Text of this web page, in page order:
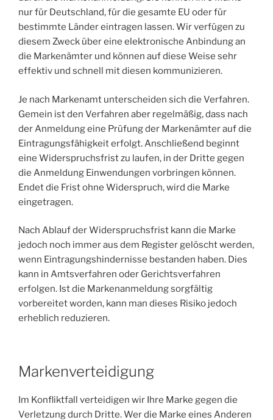
nur für Deutschland, für die gesamte EU oder für
bestimmte Länder eintragen lassen. Wir verfügen zu
diesem Zweck über eine elektronische Anbindung an
die Markenämter und können auf diese Weise sehr
effektiv und schnell mit diesen kommunizieren.
Je nach Markenamt unterscheiden sich die Verfahren.
Gemein ist den Verfahren aber regelmäßig, dass nach
der Anmeldung eine Prüfung der Markenämter auf die
Eintragungsfähigkeit erfolgt. Anschließend beginnt
eine Widerspruchsfrist zu laufen, in der Dritte gegen
die Anmeldung Einwendungen vorbringen können.
Endet die Frist ohne Widerspruch, wird die Marke
eingetragen.
Nach Ablauf der Widerspruchsfrist kann die Marke
jedoch noch immer aus dem Register gelöscht werden,
wenn Eintragungshindernisse bestanden haben. Dies
kann in Amtsverfahren oder Gerichtsverfahren
erfolgen. Ist die Markenanmeldung sorgfältig
vorbereitet worden, kann man dieses Risiko jedoch
erheblich reduzieren.
Markenverteidigung
Im Konfliktfall verteidigen wir Ihre Marke gegen die
Verletzung durch Dritte. Wer die Marke eines Anderen